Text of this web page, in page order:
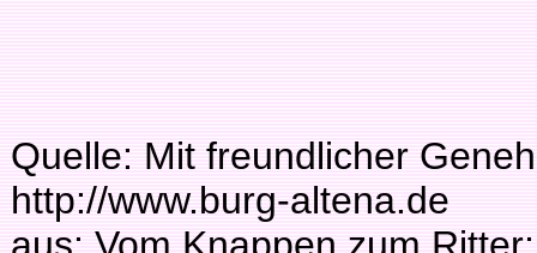
Quelle: Mit freundlicher
http://www.burg-altena.de